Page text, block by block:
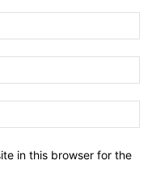
in this browser for the